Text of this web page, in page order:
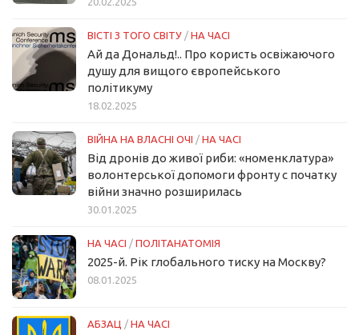
ВІСТІ З ТОГО СВІТУ / НА ЧАСІ
Ай да Дональд!.. Про користь освіжаючого
душу для вищого європейського
політикуму
18.02.2025
ВІЙНА НА ВЛАСНІ ОЧІ / НА ЧАСІ
Від дронів до живої риби: «номенклатура»
волонтерської допомоги фронту с початку
війни значно розширилась
30.01.2025
НА ЧАСІ / ПОЛІТАНАТОМІЯ
2025-й. Рік глобального тиску на Москву?
08.01.2025
АБЗАЦ / НА ЧАСІ